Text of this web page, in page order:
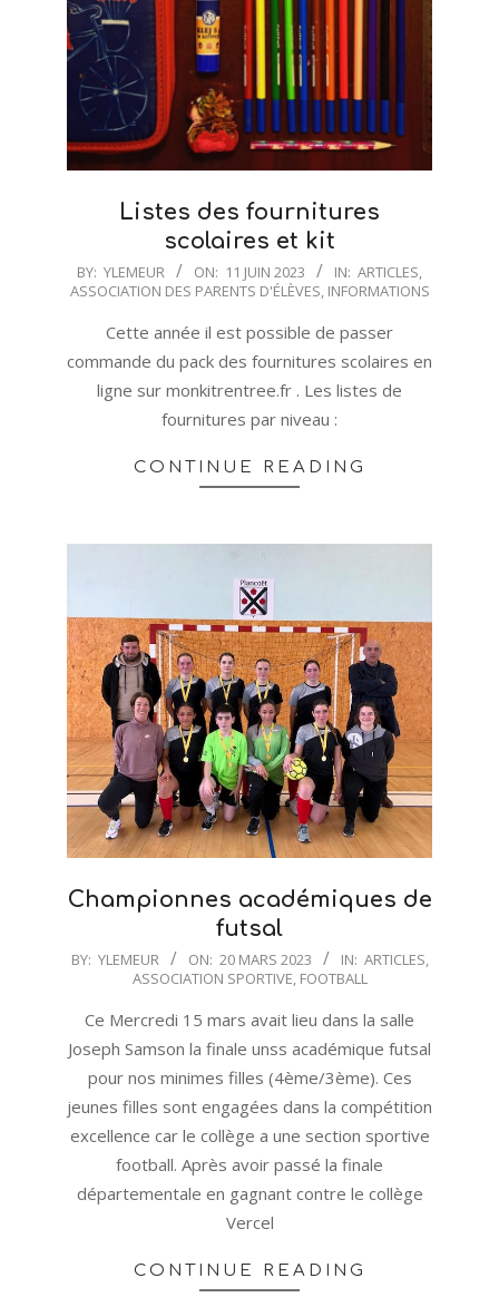
Listes des fournitures
scolaires et kit
2023-
06-
BY: YLEMEUR ON: 11 JUIN 2023 IN: ARTICLES,
ASSOCIATION DES PARENTS D'ÉLÈVES, INFORMATIONS
Cette année il est possible de passer
commande du pack des fournitures scolaires en
ligne sur monkitrentree.fr . Les listes de
fournitures par niveau :
CONTINUE READING
Championnes académiques de
futsal
2023-
20
BY: YLEMEUR ON: 20 MARS 2023 IN: ARTICLES
ASSOCIATION SPORTIVE FOOTBALL
Ce Mercredi 15 mars avait lieu dans la salle
Joseph Samson la finale unss académique futsal
pour nos minimes filles (4ème/3ème). Ces
jeunes filles sont engagées dans la compétition
excellence car le collège a une section sportive
football. Après avoir passé la finale
départementale en gagnant contre le collège
Vercel
CONTINUE READING